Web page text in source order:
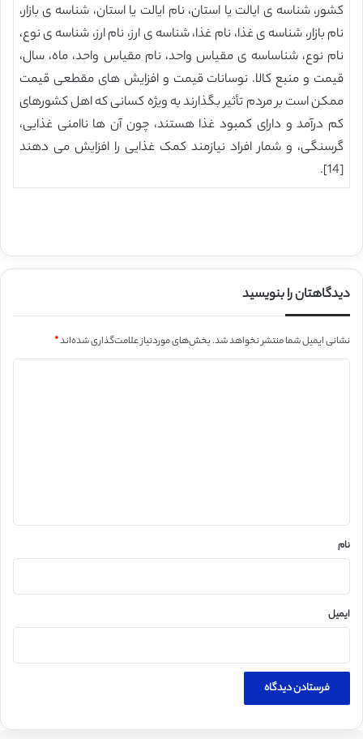
کشور، شناسه ی ایالت یا استان، نام ایالت یا استان، شناسه ی بازار،
نام بازار، شناسه ی غذا، نام غذا، شناسه ی ارز، نام ارز، شناسه ی نوع،
نام نوع، شناساسه ی مقیاس واحد، نام مقیاس واحد، ماه، سال،
قیمت و منبع کالا. نوسانات قیمت و افزایش های مقطعی قیمت
ممکن است بر مردم تأثیر بگذارند به ویژه کسانی که اهل کشورهای
کم درآمد و دارای کمبود غذا هستند، چون آن ها ناامنی غذایی،
گرسنگی، و شمار افراد نیازمند کمک غذایی را افزایش می دهند
[14].
دیدگاهتان را بنویسید
نشانی ایمیل شما منتشر نخواهد شد.بخش‌های موردنیاز علامت‌گذاری شده‌اند*
نام
ایمیل